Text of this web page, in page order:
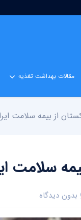
مقالات بهداشت تغذیه
از بیمه سلامت
سلامت
بدون دیدگاه